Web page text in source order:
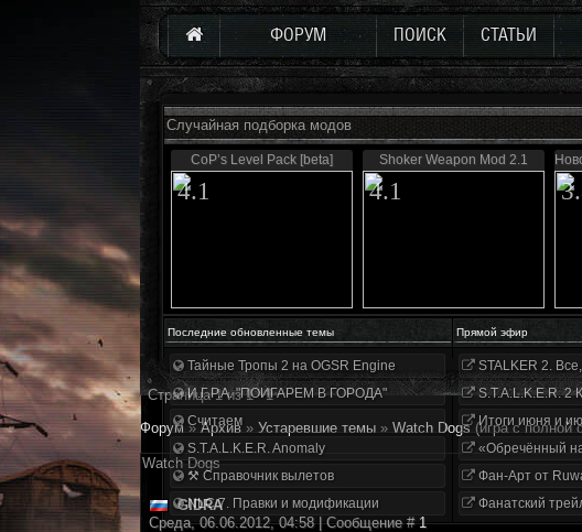
ФОРУМ ПОИСК СТАТЬИ
Случайная подборка модов
CoP’s Level Pack [beta]
4.1
Shoker Weapon Mod 2.1
4.1
Последние обновленные темы Прямой эфир
Тайные Тропы 2 на OGSR Engine
И.Г.Р.А. "ПОИГАРЕМ В ГОРОДА"
Считаем
S.T.A.L.K.E.R. Anomaly
⚒ Справочник вылетов
NLC 7. Правки и модификации
STALKER 2.
S.T.A.L.K.E.R. 2
Итоги июня и
«Обречённый
Фан-Арт от
Фанатский
Страница1из1 1
Форум » Архив » Устаревшие темы » Watch Dogs (игра с полной
Watch Dogs
GIDRA
Среда, 06.06.2012, 04:58 | Сообщение #1